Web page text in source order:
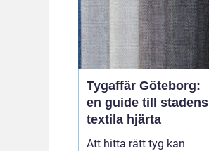
Tygaffär Göteborg:
en guide till stadens
textila hjärta
Att hitta rätt tyg kan